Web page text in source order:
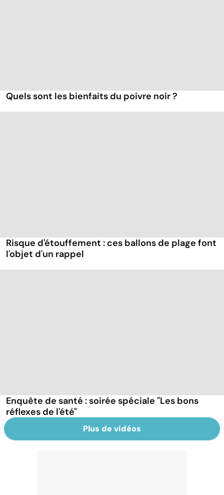
Quels sont les bienfaits du poivre noir ?
Risque d'étouffement : ces ballons de plage font
l'objet d'un rappel
Enquête de santé : soirée spéciale "Les bons
réflexes de l'été"
Plus de vidéos